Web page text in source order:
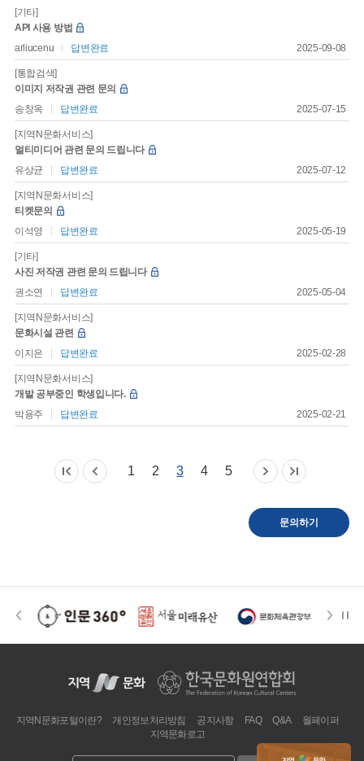
[기타]
API 사용 방법
arliucenu
2025-09-08
답변완료
[통합검색]
이미지 저작권 관련 문의
송창옥
2025-07-15
답변완료
[지역N문화서비스]
멀티미디어 관련 문의 드립니다
유상균
2025-07-12
답변완료
[지역N문화서비스]
티켓문의
이석영
2025-05-19
답변완료
[기타]
사진 저작권 관련 문의 드립니다
권소연
2025-05-04
답변완료
[지역N문화서비스]
문화시설 관련
이지은
2025-02-28
답변완료
[지역N문화서비스]
개발 공부중인 학생입니다.
박용주
2025-02-21
답변완료
1 2 3 4 5
문의하기
지역N문화포털이란? 개인정보처리방침 공지사항 FAQ Q&A
월페이퍼
지역문화로고